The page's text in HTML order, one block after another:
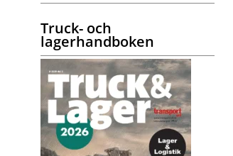
Truck- och
lagerhandboken